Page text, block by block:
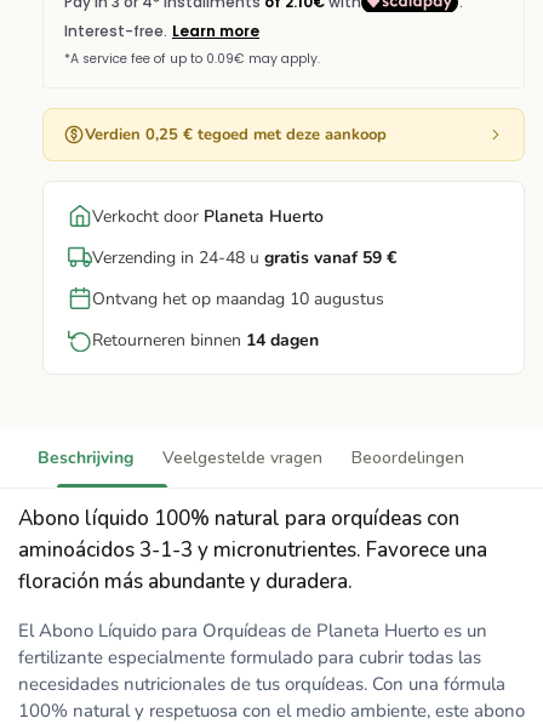
Verdien 0,25 € tegoed met deze aankoop
Verkocht door Planeta Huerto
Verzending in 24-48 u gratis vanaf 59 €
Ontvang het op maandag 10 augustus
Retourneren binnen 14 dagen
Beschrijving Veelgestelde vragen Beoordelingen
Abono líquido 100% natural para orquídeas con
aminoácidos 3-1-3 y micronutrientes. Favorece una
floración más abundante y duradera.
El Abono Líquido para Orquídeas de Planeta Huerto es un
fertilizante especialmente formulado para cubrir todas las
necesidades nutricionales de tus orquídeas. Con una fórmula
100% natural y respetuosa con el medio ambiente, este abono